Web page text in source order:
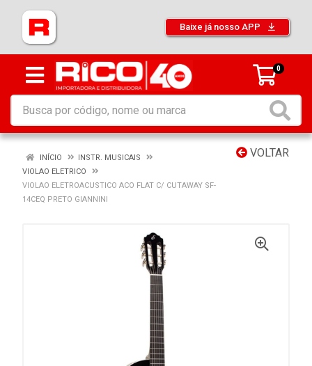
Baixe já nosso APP
0
VOLTAR
INÍCIO
INSTR. MUSICAIS
VIOLAO ELETRICO
VIOLAO ELETROACUSTICO ACO FLAT C/ CUTAWAY SF-
14CEQ PRETO GIANNINI